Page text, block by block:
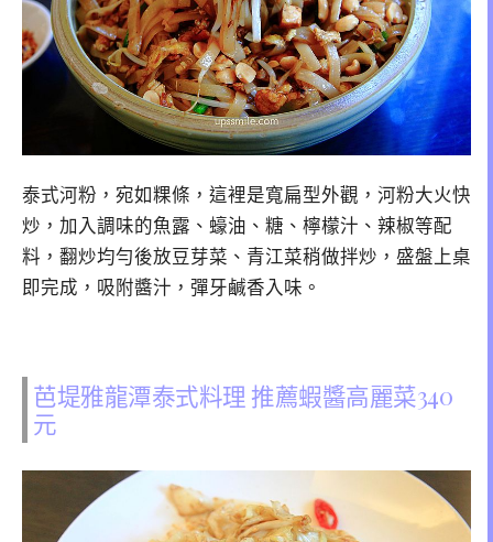
泰式河粉，宛如粿條，這裡是寬扁型外觀，河粉大火快
炒，加入調味的魚露、蠔油、糖、檸檬汁、辣椒等配
料，翻炒均勻後放豆芽菜、青江菜稍做拌炒，盛盤上桌
即完成，吸附醬汁，彈牙鹹香入味。
芭堤雅龍潭泰式料理 推薦蝦醬高麗菜340
元